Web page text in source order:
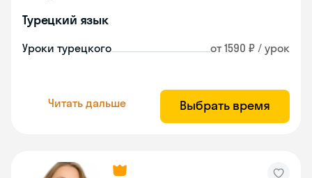
Турецкий язык
Уроки турецкого от 1590 ₽ / урок
Читать дальше Выбрать время